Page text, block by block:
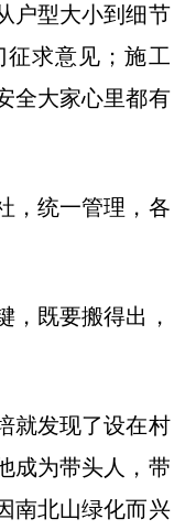
型大小到细节
求意见；施工
全大家心里都有
统一管理，各
既要搬得出，
发现了设在村
成为带头人，带
南北山绿化而兴